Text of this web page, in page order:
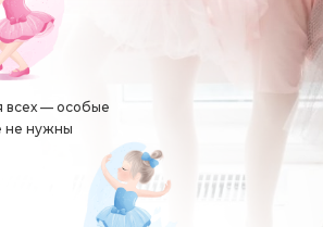
всех — особые
не нужны